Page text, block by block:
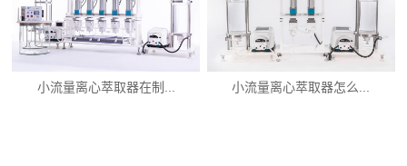
小流量离心萃取器在制... 小流量离心萃取器怎么...